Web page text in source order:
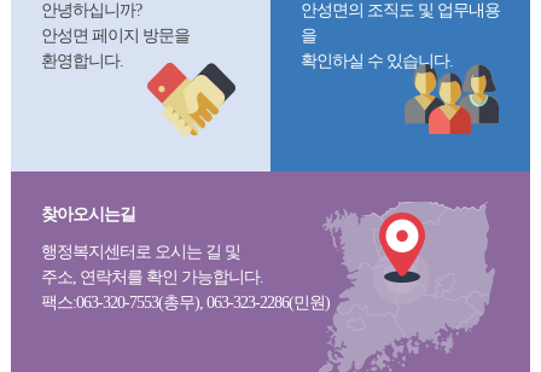
안녕하십니까?
안성면 페이지 방문을
환영합니다.
안성면의 조직도 및 업무내용
을
확인하실 수 있습니다.
찾아오시는길
행정복지센터로 오시는 길 및
주소, 연락처를 확인 가능합니다.
팩스:063-320-7553(총무), 063-323-2286(민원)